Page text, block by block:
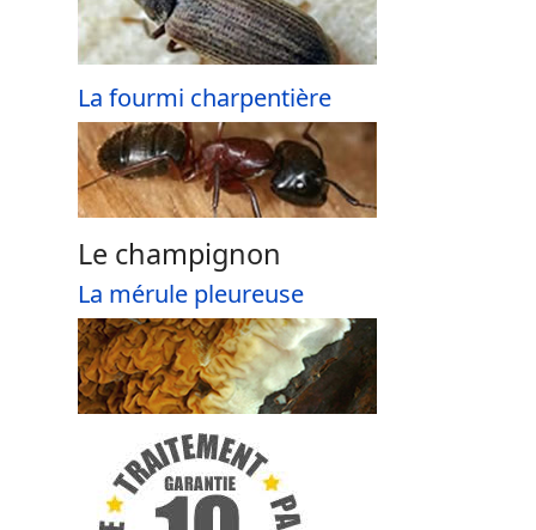
La fourmi charpentière
Le champignon
La mérule pleureuse